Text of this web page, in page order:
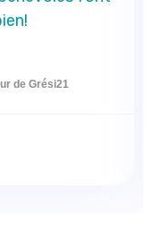
de Grési21